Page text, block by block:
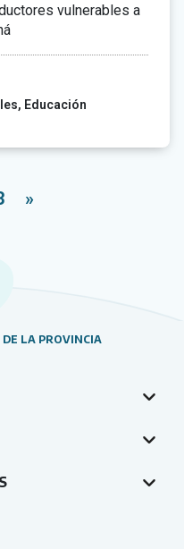
vulnerables a
Educación
»
LA PROVINCIA